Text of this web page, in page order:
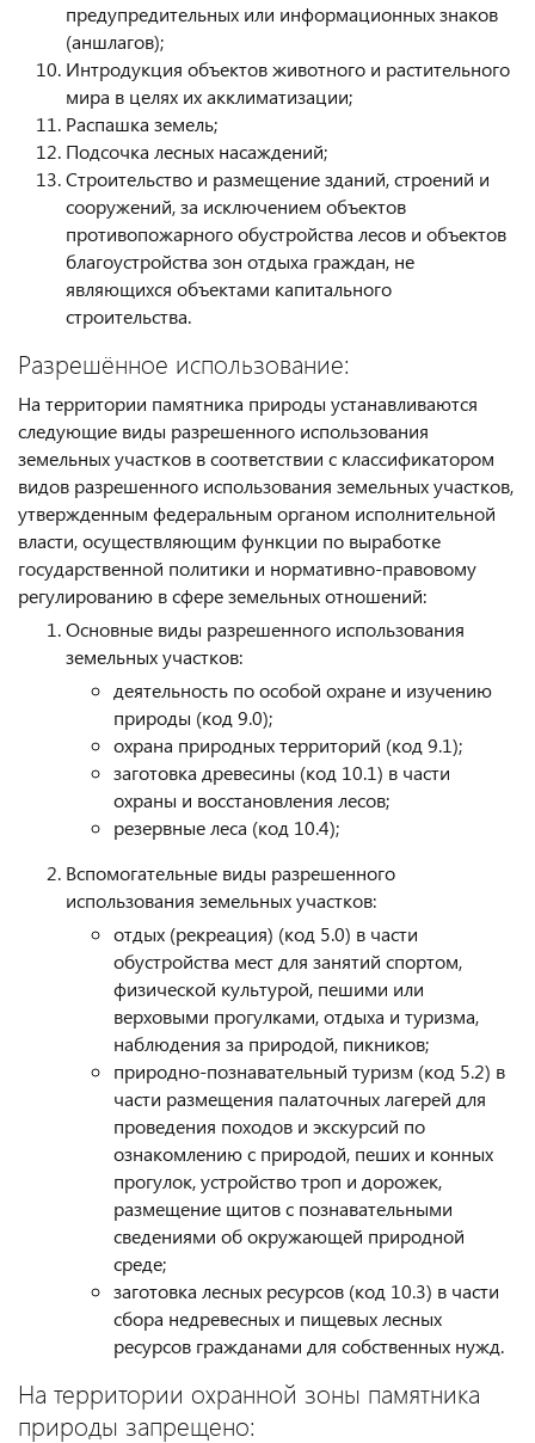
предупредительных или информационных знаков
(аншлагов);
Интродукция объектов животного и растительного
мира в целях их акклиматизации;
Распашка земель;
Подсочка лесных насаждений;
Строительство и размещение зданий, строений и
сооружений, за исключением объектов
противопожарного обустройства лесов и объектов
благоустройства зон отдыха граждан, не
являющихся объектами капитального
строительства.
Разрешённое использование:
На территории памятника природы устанавливаются
следующие виды разрешенного использования
земельных участков в соответствии с классификатором
видов разрешенного использования земельных участков,
утвержденным федеральным органом исполнительной
власти, осуществляющим функции по выработке
государственной политики и нормативно-правовому
регулированию в сфере земельных отношений:
Основные виды разрешенного использования
земельных участков:
деятельность по особой охране и изучению
природы (код 9.0);
охрана природных территорий (код 9.1);
заготовка древесины (код 10.1) в части
охраны и восстановления лесов;
резервные леса (код 10.4);
Вспомогательные виды разрешенного
использования земельных участков:
отдых (рекреация) (код 5.0) в части
обустройства мест для занятий спортом,
физической культурой, пешими или
верховыми прогулками, отдыха и туризма,
наблюдения за природой, пикников;
природно-познавательный туризм (код 5.2) в
части размещения палаточных лагерей для
проведения походов и экскурсий по
ознакомлению с природой, пеших и конных
прогулок, устройство троп и дорожек,
размещение щитов с познавательными
сведениями об окружающей природной
среде;
заготовка лесных ресурсов (код 10.3) в части
сбора недревесных и пищевых лесных
ресурсов гражданами для собственных нужд.
На территории охранной зоны памятника
природы запрещено: